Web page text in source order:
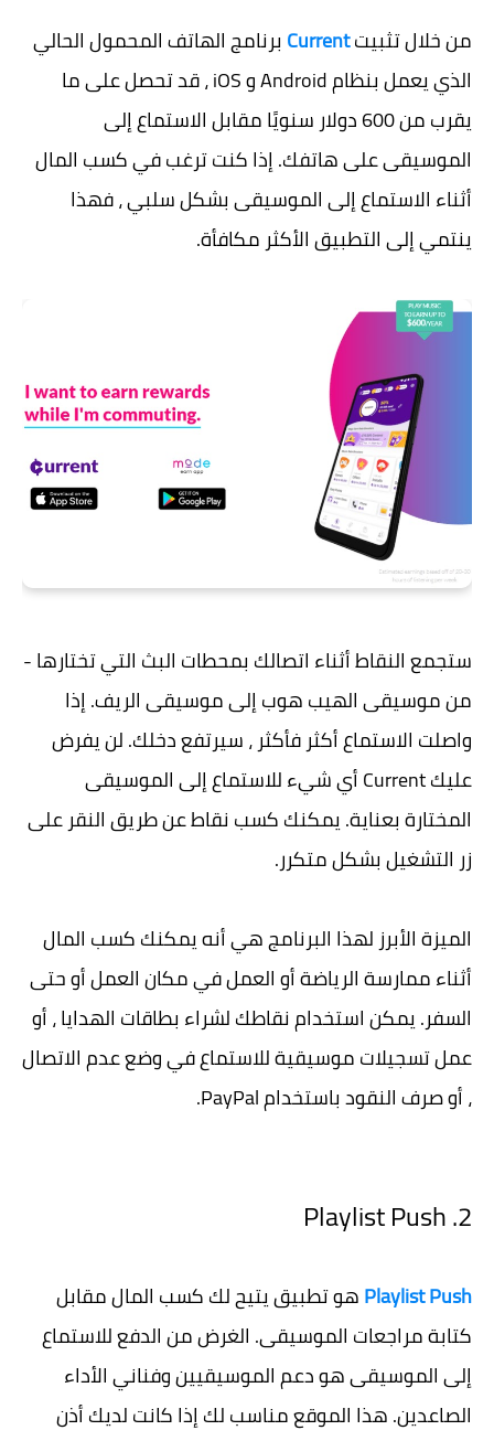
من خلال تثبيتCurrent برنامج الهاتف المحمول الحالي
الذي يعمل بنظام Android و iOS ، قد تحصل على ما
يقرب من 600 دولار سنويًا مقابل الاستماع إلى
الموسيقى على هاتفك. إذا كنت ترغب في كسب المال
أثناء الاستماع إلى الموسيقى بشكل سلبي ، فهذا
ينتمي إلى التطبيق الأكثر مكافأة.
ستجمع النقاط أثناء اتصالك بمحطات البث التي تختارها -
من موسيقى الهيب هوب إلى موسيقى الريف. إذا
واصلت الاستماع أكثر فأكثر ، سيرتفع دخلك. لن يفرض
عليك Current أي شيء للاستماع إلى الموسيقى
المختارة بعناية. يمكنك كسب نقاط عن طريق النقر على
زر التشغيل بشكل متكرر.
الميزة الأبرز لهذا البرنامج هي أنه يمكنك كسب المال
أثناء ممارسة الرياضة أو العمل في مكان العمل أو حتى
السفر. يمكن استخدام نقاطك لشراء بطاقات الهدايا ، أو
عمل تسجيلات موسيقية للاستماع في وضع عدم الاتصال
، أو صرف النقود باستخدام PayPal.
2. Playlist Push
Playlist Pushهو تطبيق يتيح لك كسب المال مقابل
كتابة مراجعات الموسيقى. الغرض من الدفع للاستماع
إلى الموسيقى هو دعم الموسيقيين وفناني الأداء
الصاعدين. هذا الموقع مناسب لك إذا كانت لديك أذن